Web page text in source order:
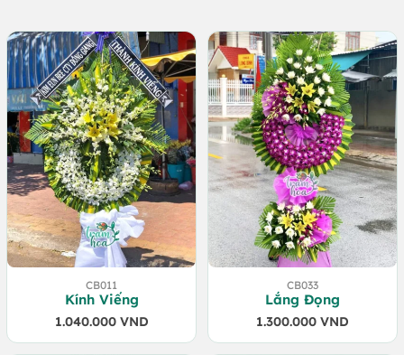
CB011
Kính Viếng
1.040.000 VND
CB033
Lắng Đọng
1.300.000 VND